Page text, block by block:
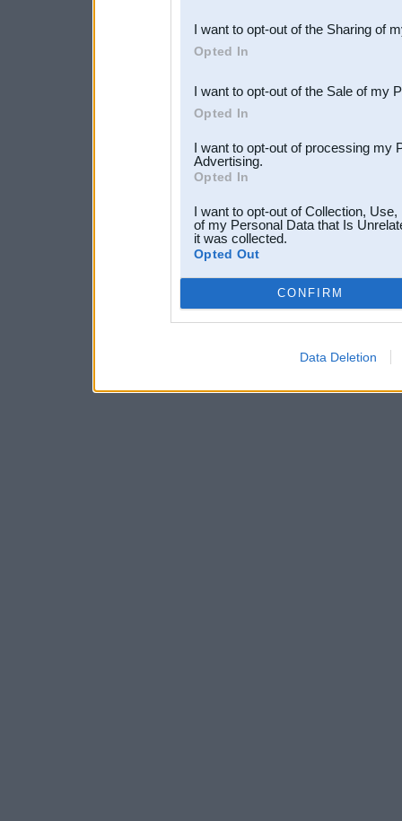
Downstream Participants
third parties.
I want to opt-out of the Sharing of
Opted In
I want to opt-out of the Sale of my
Opted In
I want to opt-out of processing my
Advertising.
Opted In
I want to opt-out of Collection,
of my Personal Data that Is
it was collected.
Opted Out
CONFIRM
Data Deletion